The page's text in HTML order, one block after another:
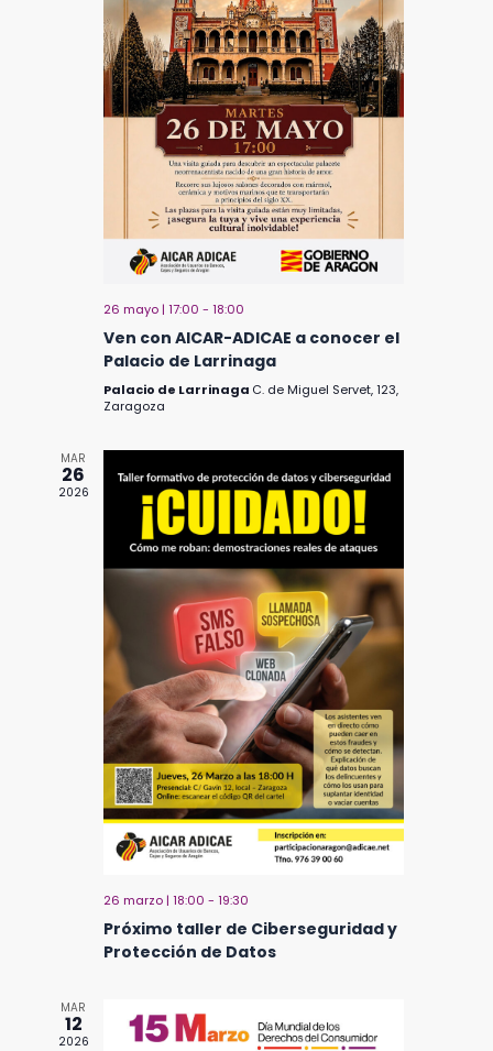
26 mayo | 17:00 - 18:00
Ven con AICAR-ADICAE a conocer el
Palacio de Larrinaga
Palacio de Larrinaga C. de Miguel Servet, 123,
Zaragoza
MAR
26
2026
26 marzo | 18:00 - 19:30
Próximo taller de Ciberseguridad y
Protección de Datos
MAR
12
2026